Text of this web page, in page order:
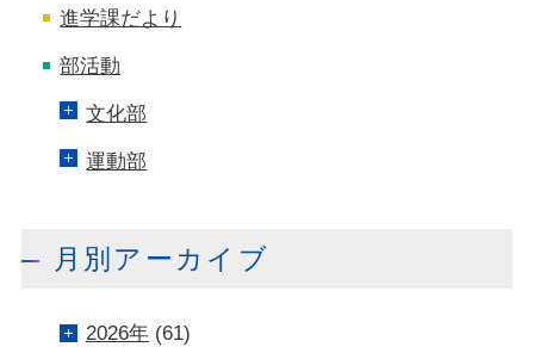
進学課だより
部活動
文化部
運動部
月別アーカイブ
2026年(61)